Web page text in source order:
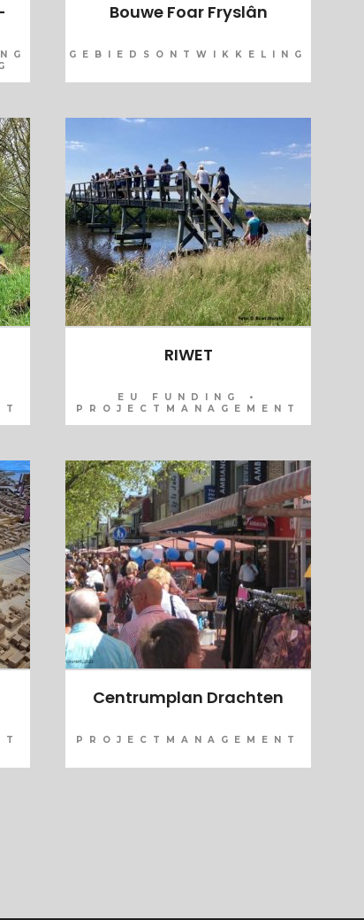
Bouwe Foar Fryslân
GEBIEDSONTWIKKELING
RIWET
EU FUNDING •
PROJECTMANAGEMENT
Centrumplan Drachten
PROJECTMANAGEMENT